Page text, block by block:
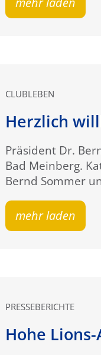
CLUBLEBEN
Herzlich
Präsident Dr.
Bad Meinberg.
Bernd Sommer
mehr laden
PRESSEBERICHTE
Hohe